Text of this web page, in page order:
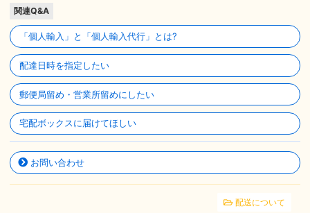
関連Q&A
「個人輸入」と「個人輸入代行」とは?
配達日時を指定したい
郵便局留め・営業所留めにしたい
宅配ボックスに届けてほしい
お問い合わせ
配送について